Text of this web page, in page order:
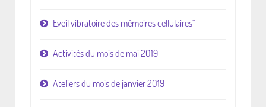
Eveil vibratoire des mémoires cellulaires"
Activités du mois de mai 2019
Ateliers du mois de janvier 2019